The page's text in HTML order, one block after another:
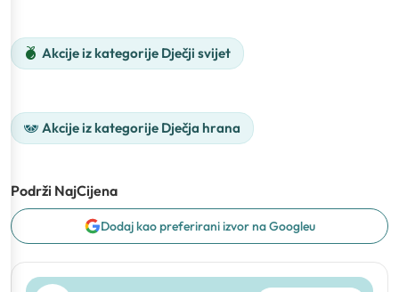
Akcije iz kategorije Dječji svijet
Akcije iz kategorije Dječja hrana
Podrži NajCijena
Dodaj kao preferirani izvor na Googleu